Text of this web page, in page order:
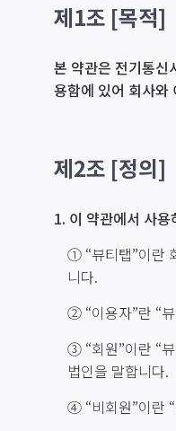
제1조 [목적]
본 약관은 전기통신
용함에 있어 회사와
제2조 [정의]
1. 이 약관에서 사
① “뷰티탭”이란
니다.
② “이용자”란 “
③ “회원”이란 “
법인을 말합니다.
④ “비회원”이란